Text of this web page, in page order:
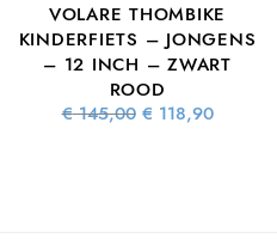
VOLARE THOMBIKE
KINDERFIETS – JONGENS
– 12 INCH – ZWART
ROOD
€145,00 Oorspronkelijke
prijs was:
€ 118,90